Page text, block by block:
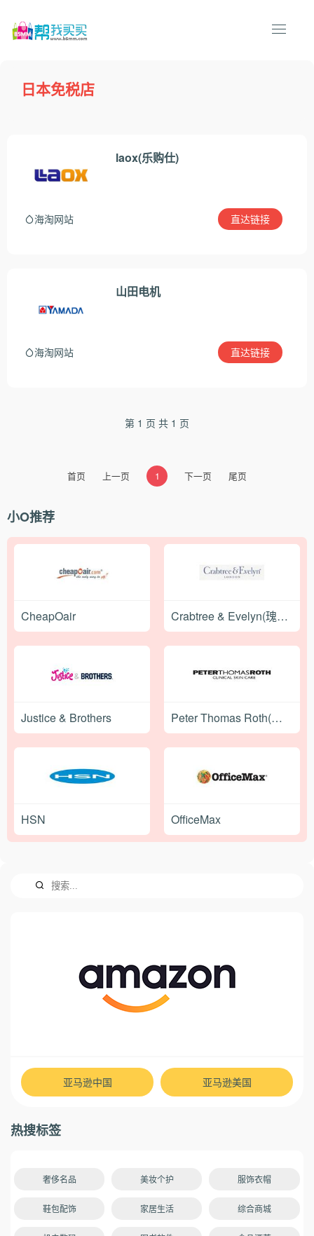
日本免税店
laox(乐购仕)
海淘网站 直达链接
山田电机
海淘网站 直达链接
第 1 页 共 1 页
首页 上一页 1 下一页 尾页
小O推荐
CheapOair Crabtree & Evelyn(瑰珀翠)
Justice & Brothers Peter Thomas Roth(彼得罗夫)
HSN OfficeMax
亚马逊中国 亚马逊美国
热搜标签
奢侈名品 美妆个护 服饰衣帽
鞋包配饰 家居生活 综合商城